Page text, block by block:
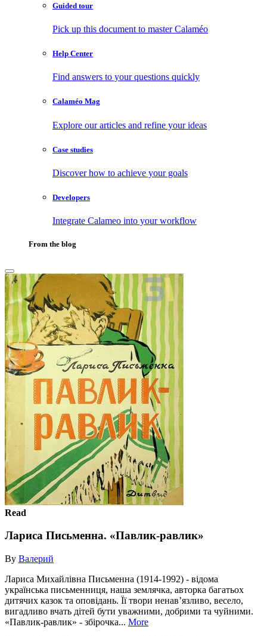
Guided tour
Pick up this document to master Calaméo
Help Center
Find answers to your questions quickly
Calaméo Mag
Explore our articles and refine your ideas
Case studies
Discover how to achieve your goals
Developers
Integrate Calameo into your workflow
From the blog
Read
Лариса Письменна. «Павлик-равлик»
By Валерий
Лариса Михайлівна Письменна (1914-1992) - відома
українська письменниця, наша землячка, авторка багатьох
дитячих казок та оповідань. Її твори ненав’язливо, весело,
вигадливо вчать дітей бути уважними, добрими та чуйними.
«Павлик-равлик» - збірочка... More